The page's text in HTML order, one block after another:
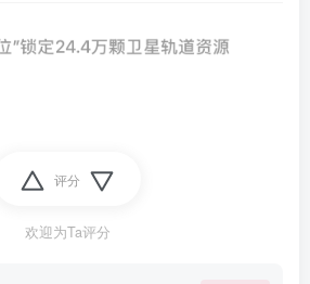
评分
欢迎为Ta评分